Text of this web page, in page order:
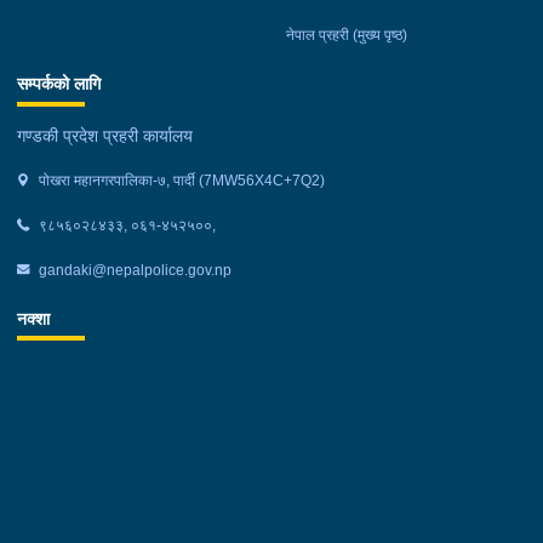
नेपाल प्रहरी (मुख्य पृष्ठ)
सम्पर्कको लागि
गण्डकी प्रदेश प्रहरी कार्यालय
पोखरा महानगरपालिका-७, पार्दी (7MW56X4C+7Q2)
९८५६०२८४३३, ०६१-४५२५००,
gandaki@nepalpolice.gov.np
नक्शा